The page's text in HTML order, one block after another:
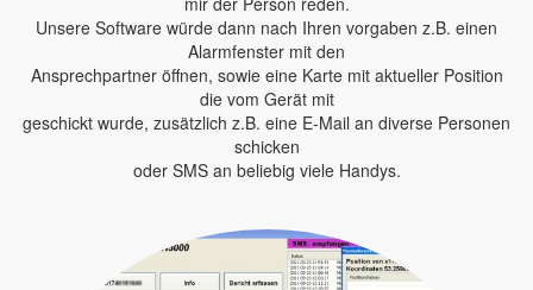
Unsere Software würde dann nach Ihren vorgaben z.B. einen
Alarmfenster mit den
Ansprechpartner öffnen, sowie eine Karte mit aktueller Position
die vom Gerät mit
geschickt wurde, zusätzlich z.B. eine E-Mail an diverse Personen
schicken
oder SMS an beliebig viele Handys.